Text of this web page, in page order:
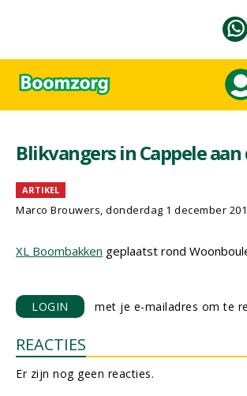
Blikvangers in Cappele aan
ARTIKEL
Marco Brouwers, donderdag 1 december
XL Boombakken geplaatst rond
LOGIN met je e-mailadres om te
REACTIES
Er zijn nog geen reacties.